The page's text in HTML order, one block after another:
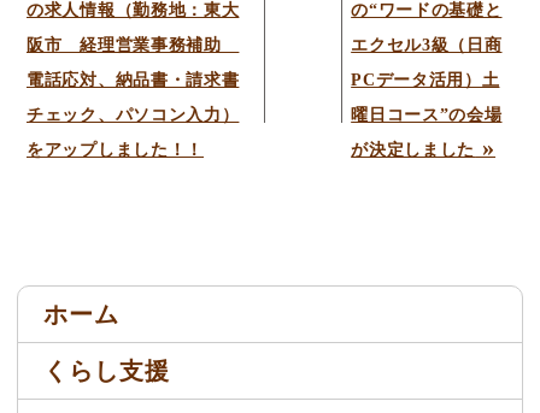
の求人情報（勤務地：東大
阪市 経理営業事務補助
電話応対、納品書・請求書
チェック、パソコン入力）
をアップしました！！
の“ワードの基礎と
エクセル3級（日商
PCデータ活用）土
曜日コース”の会場
が決定しました »
ホーム
くらし支援